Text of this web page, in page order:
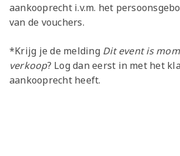
aankooprecht i.v.m. het
van de vouchers.
*Krijg je de melding Dit event is
verkoop? Log dan eerst in met het
aankooprecht heeft.